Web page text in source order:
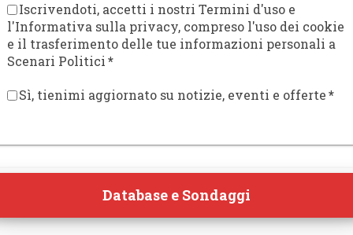
Iscrivendoti, accetti i nostri Termini d'uso e
l'Informativa sulla privacy, compreso l'uso dei cookie
e il trasferimento delle tue informazioni personali a
Scenari Politici*
Sì, tienimi aggiornato su notizie, eventi e offerte*
Database e Sondaggi